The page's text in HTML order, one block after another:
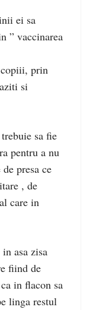
ei sa
” vaccinarea
prin
si
sa fie
pentru a nu
presa ce
, de
care in
asa zisa
fiind de
in flacon sa
linga restul